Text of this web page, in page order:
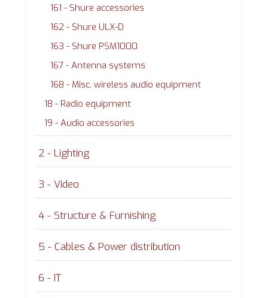
161 - Shure accessories
162 - Shure ULX-D
163 - Shure PSM1000
167 - Antenna systems
168 - Misc. wireless audio equipment
18 - Radio equipment
19 - Audio accessories
2 - Lighting
3 - Video
4 - Structure & Furnishing
5 - Cables & Power distribution
6 - IT